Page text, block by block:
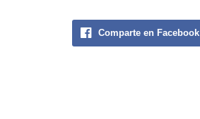
Comparte en Facebook